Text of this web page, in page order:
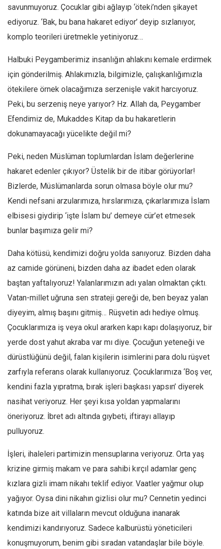
Siyaset
Dünya
Asya
Afrika
İslam Dünyası
Amerika
Avustralya
Düşünce
Dosyalar
savunmuyoruz. Çocuklar gibi ağlayıp ‘öteki’nden şikayet
ediyoruz. ‘Bak, bu bana hakaret ediyor’ deyip sızlanıyor,
komplo teorileri üretmekle yetiniyoruz…
Halbuki Peygamberimiz insanlığın ahlakını kemale erdirmek
için gönderilmiş. Ahlakımızla, bilgimizle, çalışkanlığımızla
ötekilere örnek olacağımıza serzenişle vakit harcıyoruz.
Peki, bu serzeniş neye yarıyor? Hz. Allah da, Peygamber
Efendimiz de, Mukaddes Kitap da bu hakaretlerin
dokunamayacağı yücelikte değil mi?
Peki, neden Müslüman toplumlardan İslam değerlerine
hakaret edenler çıkıyor? Üstelik bir de itibar görüyorlar!
Bizlerde, Müslümanlarda sorun olmasa böyle olur mu?
Kendi nefsani arzularımıza, hırslarımıza, çıkarlarımıza İslam
elbisesi giydirip ‘işte İslam bu’ demeye cür’et etmesek
bunlar başımıza gelir mi?
Daha kötüsü, kendimizi doğru yolda sanıyoruz. Bizden daha
az camide görüneni, bizden daha az ibadet eden olarak
baştan yaftalıyoruz! Yalanlarımızın adı yalan olmaktan çıktı.
Vatan-millet uğruna sen strateji gereği de, ben beyaz yalan
diyeyim, almış başını gitmiş… Rüşvetin adı hediye olmuş.
Çocuklarımıza iş veya okul ararken kapı kapı dolaşıyoruz, bir
yerde dost yahut akraba var mı diye. Çocuğun yeteneği ve
dürüstlüğünü değil, falan kişilerin isimlerini para dolu rüşvet
zarfıyla referans olarak kullanıyoruz. Çocuklarımıza ‘Boş ver,
kendini fazla yıpratma, bırak işleri başkası yapsın’ diyerek
nasihat veriyoruz. Her şeyi kısa yoldan yapmalarını
öneriyoruz. İbret adı altında gıybeti, iftirayı allayıp
pulluyoruz.
İşleri, ihaleleri partimizin mensuplarına veriyoruz. Orta yaş
krizine girmiş makam ve para sahibi kırçıl adamlar genç
kızlara gizli imam nikahı teklif ediyor. Vaatler yağmur olup
yağıyor. Oysa dini nikahın gizlisi olur mu? Cennetin yedinci
katında bize ait villaların mevcut olduğuna inanarak
kendimizi kandırıyoruz. Sadece kalburüstü yöneticileri
konuşmuyorum, benim gibi sıradan vatandaşlar bile böyle.